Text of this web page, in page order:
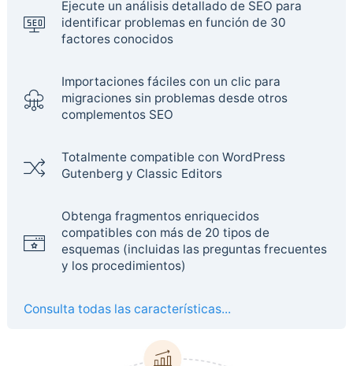
Ejecute un análisis detallado de SEO para
identificar problemas en función de 30
factores conocidos
Importaciones fáciles con un clic para
migraciones sin problemas desde otros
complementos SEO
Totalmente compatible con WordPress
Gutenberg y Classic Editors
Obtenga fragmentos enriquecidos
compatibles con más de 20 tipos de
esquemas (incluidas las preguntas frecuentes
y los procedimientos)
Consulta todas las características...